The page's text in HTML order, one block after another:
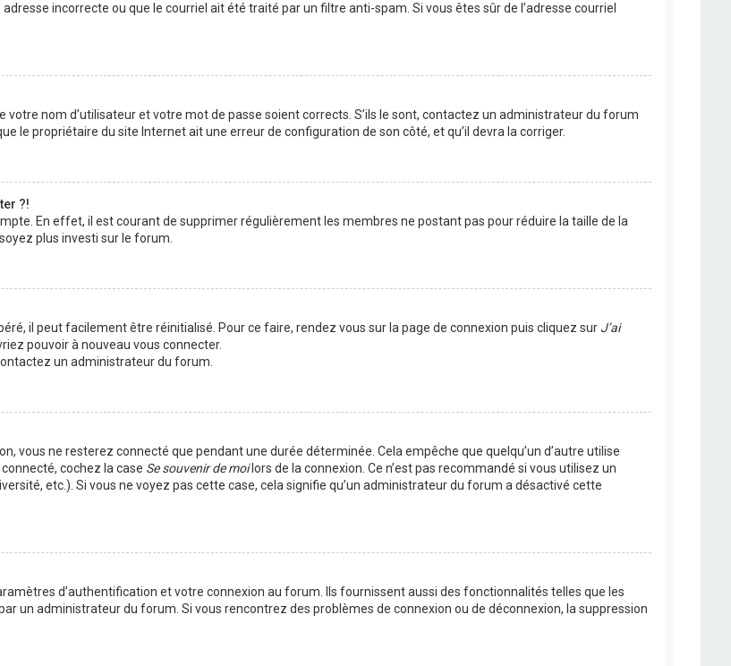
incorrecte ou que le courriel ait été traité par un filtre anti-spam. Si vous êtes sûr de l’adresse courriel
nom d’utilisateur et votre mot de passe soient corrects. S’ils le sont, contactez un administrateur du forum
le propriétaire du site Internet ait une erreur de configuration de son côté, et qu’il devra la corriger.
?!
En effet, il est courant de supprimer régulièrement les membres ne postant pas pour réduire la taille de la
plus investi sur le forum.
il peut facilement être réinitialisé. Pour ce faire, rendez vous sur la page de connexion puis cliquez sur J’ai
pouvoir à nouveau vous connecter.
un administrateur du forum.
vous ne resterez connecté que pendant une durée déterminée. Cela empêche que quelqu’un d’autre utilise
cochez la case Se souvenir de moilors de la connexion. Ce n’est pas recommandé si vous utilisez un
etc.). Si vous ne voyez pas cette case, cela signifie qu’un administrateur du forum a désactivé cette
d’authentification et votre connexion au forum. Ils fournissent aussi des fonctionnalités telles que les
un administrateur du forum. Si vous rencontrez des problèmes de connexion ou de déconnexion, la suppression